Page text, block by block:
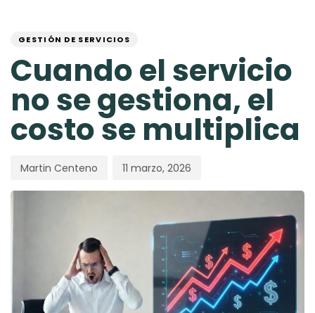
primary
Skip
content
GESTIÓN DE SERVICIOS
Cuando el servicio
no se gestiona, el
costo se multiplica
Martin Centeno 11 marzo, 2026